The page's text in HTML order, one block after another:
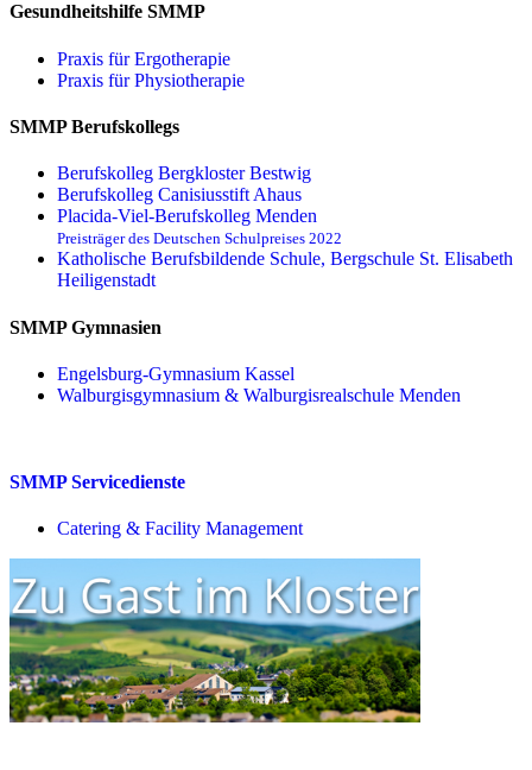
Gesundheitshilfe SMMP
Praxis für Ergo­therapie
Praxis für Physio­therapie
SMMP Berufskollegs
Berufskolleg Bergkloster Bestwig
Berufskolleg Canisiusstift Ahaus
Placida-Viel-Berufskolleg Menden
Preisträger des Deutschen Schulpreises 2022
Katholische Berufsbildende Schule, Bergschule St. Elisabeth
Heiligenstadt
SMMP Gymnasien
Engelsburg-Gymnasium Kassel
Walburgisgymnasium & Walburgisrealschule Menden
SMMP Servicedienste
Catering & Facility Management